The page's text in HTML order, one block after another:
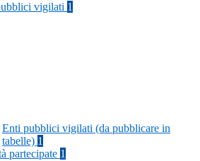
vigilati 1
Enti pubblici vigilati (da pubblicare in
tabelle) 1
partecipate 1